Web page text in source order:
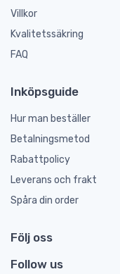
Villkor
Kvalitetssäkring
FAQ
Inköpsguide
Hur man beställer
Betalningsmetod
Rabattpolicy
Leverans och frakt
Spåra din order
Följ oss
Follow us